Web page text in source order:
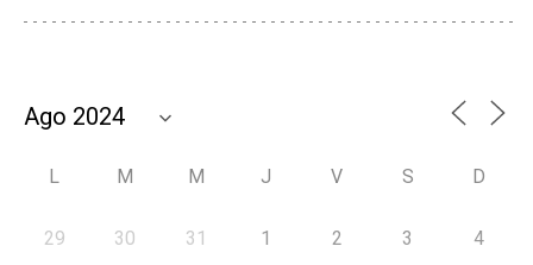
L M M J V S D
29 30 31 1 2 3 4